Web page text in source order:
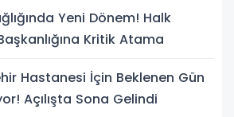
Yeni Dönem! Halk
Kritik Atama
Hastanesi İçin Beklenen Gün
Açılışta Sona Gelindi